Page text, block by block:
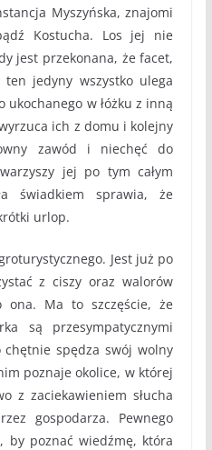
Myszyńska, znajomi
Kostucha. Los jej nie
jest przekonana, że facet,
jedyny wszystko ulega
ukochanego w łóżku z inną
ich z domu i kolejny
zawód i niechęć do
jej po tym całym
świadkiem sprawia, że
urlop.
Jest już po
z ciszy oraz walorów
ona. Ma to szczęście, że
są przesympatycznymi
spędza swój wolny
poznaje okolice, w której
z zaciekawieniem słucha
gospodarza. Pewnego
poznać wiedźmę, która